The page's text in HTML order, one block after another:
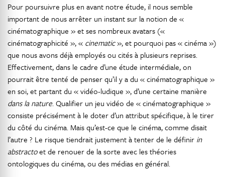
Pour poursuivre plus en avant notre étude, il nous semble
important de nous arrêter un instant sur la notion de «
cinématographique » et ses nombreux avatars («
cinématographicité », « cinematic», et pourquoi pas « cinéma »)
que nous avons déjà employés ou cités à plusieurs reprises.
Effectivement, dans le cadre d’une étude intermédiale, on
pourrait être tenté de penser qu’il y a du « cinématographique »
en soi, et partant du « vidéo-ludique », d’une certaine manière
dans la nature. Qualifier un jeu vidéo de « cinématographique »
consiste précisément à le doter d’un attribut spécifique, à le tirer
du côté du cinéma. Mais qu’est-ce que le cinéma, comme disait
l’autre ? Le risque tiendrait justement à tenter de le définir in
abstractoet de renouer de la sorte avec les théories
ontologiques du cinéma, ou des médias en général.